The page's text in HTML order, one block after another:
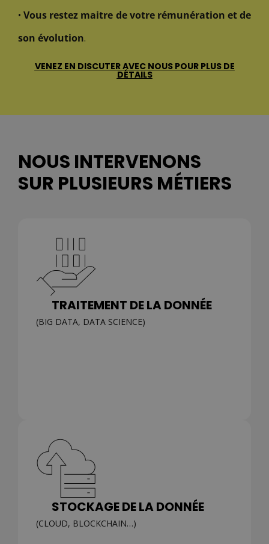
•Vous restez maitre de votre rémunération et de
son évolution.
VENEZ EN DISCUTER AVEC NOUS POUR PLUS DE
DÉTAILS
NOUS INTERVENONS
SUR PLUSIEURS MÉTIERS
TRAITEMENT DE LA DONNÉE
(BIG DATA, DATA SCIENCE)
STOCKAGE DE LA DONNÉE
(CLOUD, BLOCKCHAIN…)